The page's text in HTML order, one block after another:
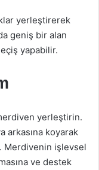
yerleştirerek
geniş bir alan
yapabilir.
yerleştirin.
arkasına koyarak
Merdivenin işlevsel
ve destek